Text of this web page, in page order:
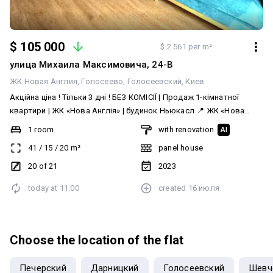
$ 105 000 $ 2 561 per m²
улица Михаила Максимовича, 24-В
ЖК Новая Англия Голосеево Голосеевский Киев
Акційна ціна ! Тільки 3 дні ! БЕЗ КОМІСІЇ | Продаж 1-кімнатної
квартири | ЖК «Нова Англія» | будинок Ньюкасл 📍 ЖК «Нова
Англія» | будинок Ньюкасл Голосіївський район, вул. Михайла
Максимовича 20 поверх | 41 м² | 1 кімната ✨ Сучасний
дизайнерський ремонт 💰 Вартість — 105 000 $ 📄 Документам
менше 3 років. Усі витрати на оформлення вже включені у
стильна квартира площею 41 м² у будинку «Ньюкасл» житлового
Продумане планування забезпечує максимальний комфорт для
1 room
41 / 15 / 20 m²
20 of 21
with renovation AI
panel house
2023
today at 11:00 created 16 июля
Choose the location of the flat
Печерский Дарницкий Голосеевский